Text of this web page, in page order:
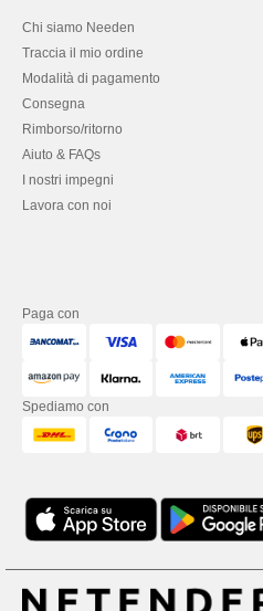
Chi siamo Needen
Traccia il mio ordine
Modalità di pagamento
Consegna
Rimborso/ritorno
Aiuto & FAQs
I nostri impegni
Lavora con noi
Paga con
Spediamo con